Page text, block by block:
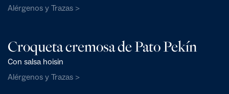
Alérgenos y Trazas >
Croqueta cremosa de Pato Pekín
Con salsa hoisin
Alérgenos y Trazas >